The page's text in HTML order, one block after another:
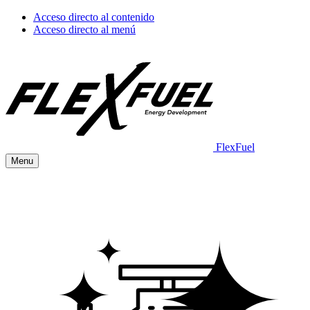
Acceso directo al contenido
Acceso directo al menú
FlexFuel
Menu